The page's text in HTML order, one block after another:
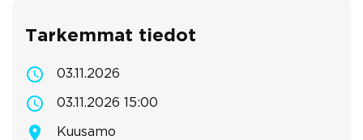
Tarkemmat tiedot
03.11.2026
03.11.2026 15:00
Kuusamo